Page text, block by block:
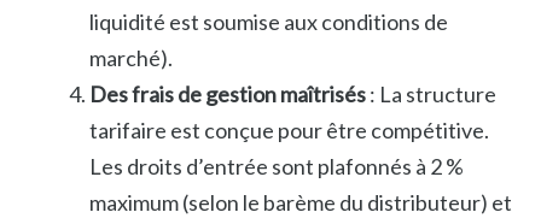
liquidité est soumise aux conditions de
marché).
Des frais de gestion maîtrisés: La structure
tarifaire est conçue pour être compétitive.
Les droits d’entrée sont plafonnés à 2 %
maximum (selon le barème du distributeur) et